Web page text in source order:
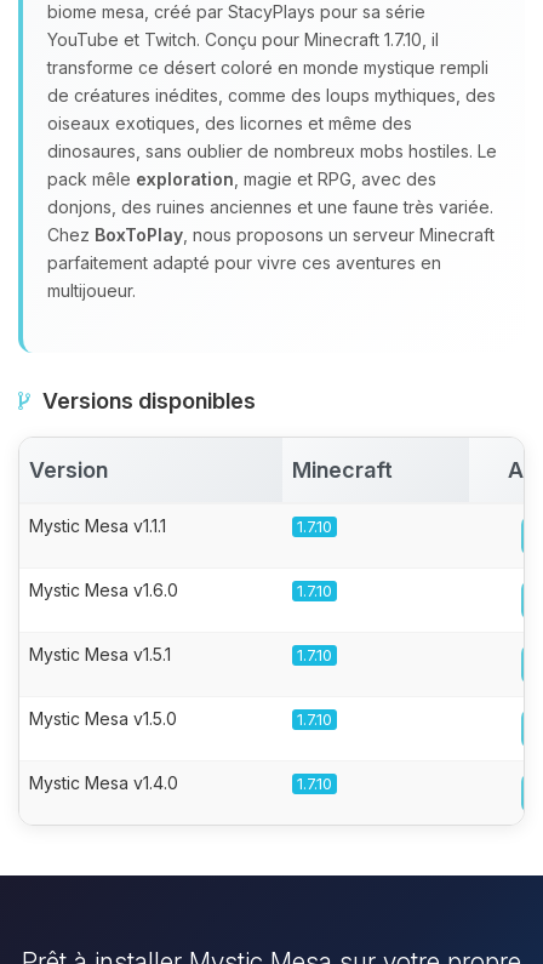
biome mesa, créé par StacyPlays pour sa série
YouTube et Twitch. Conçu pour Minecraft 1.7.10, il
transforme ce désert coloré en monde mystique rempli
de créatures inédites, comme des loups mythiques, des
oiseaux exotiques, des licornes et même des
dinosaures, sans oublier de nombreux mobs hostiles. Le
pack mêle exploration , magie et RPG, avec des
donjons, des ruines anciennes et une faune très variée.
Chez BoxToPlay , nous proposons un serveur Minecraft
parfaitement adapté pour vivre ces aventures en
multijoueur.
Versions disponibles
Version Minecraft
Mystic Mesa v1.1.1 1.7.10
Mystic Mesa v1.6.0 1.7.10
Mystic Mesa v1.5.1 1.7.10
Mystic Mesa v1.5.0 1.7.10
Mystic Mesa v1.4.0 1.7.10